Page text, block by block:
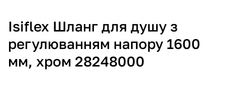
Isiflex Шланг для душу з
регулюванням напору 1600
мм, хром 28248000